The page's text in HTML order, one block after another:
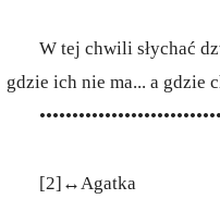
W tej chwili słychać
gdzie ich nie ma... a gdzie
[2]↔Agatka